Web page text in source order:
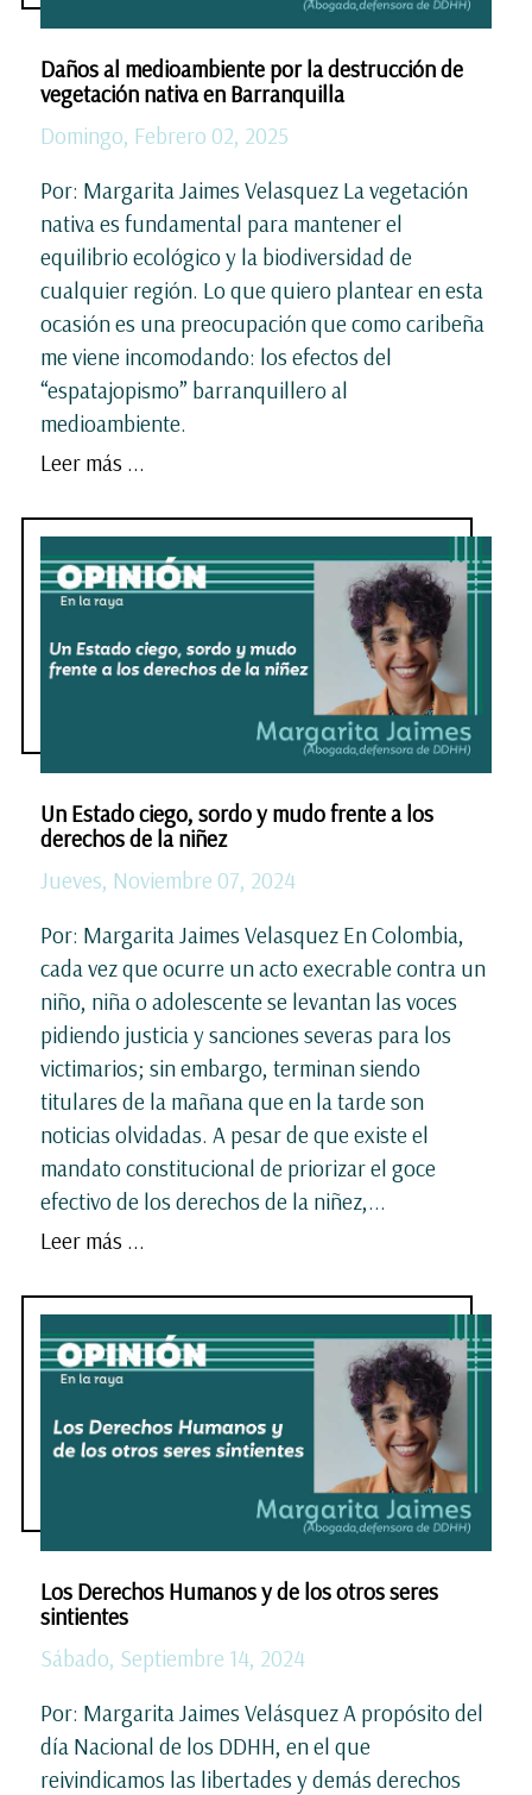
Daños al medioambiente por la destrucción de
vegetación nativa en Barranquilla
Domingo, Febrero 02, 2025
Por: Margarita Jaimes Velasquez La vegetación
nativa es fundamental para mantener el
equilibrio ecológico y la biodiversidad de
cualquier región. Lo que quiero plantear en esta
ocasión es una preocupación que como caribeña
me viene incomodando: los efectos del
“espatajopismo” barranquillero al
medioambiente.
Leer más ...
Un Estado ciego, sordo y mudo frente a los
derechos de la niñez
Jueves, Noviembre 07, 2024
Por: Margarita Jaimes Velasquez En Colombia,
cada vez que ocurre un acto execrable contra un
niño, niña o adolescente se levantan las voces
pidiendo justicia y sanciones severas para los
victimarios; sin embargo, terminan siendo
titulares de la mañana que en la tarde son
noticias olvidadas. A pesar de que existe el
mandato constitucional de priorizar el goce
efectivo de los derechos de la niñez,...
Leer más ...
Los Derechos Humanos y de los otros seres
sintientes
Sábado, Septiembre 14, 2024
Por: Margarita Jaimes Velásquez A propósito del
día Nacional de los DDHH, en el que
reivindicamos las libertades y demás derechos